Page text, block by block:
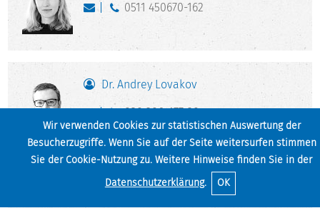
Wir verwenden Cookies zur statistischen Auswertung der
Besucherzugriffe. Wenn Sie auf der Seite weitersurfen stimmen
Sie der Cookie-Nutzung zu. Weitere Hinweise finden Sie in der
Datenschutzerklärung. OK
0511 450670-162
Dr. Andrey Lovakov
030 2064177-20